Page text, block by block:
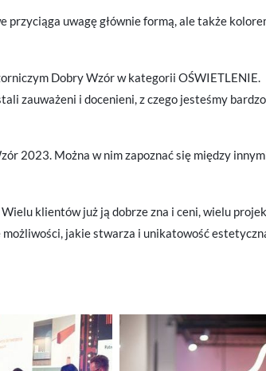
uwagę głównie formą, ale także
Dobry Wzór w kategorii OŚWIETLENIE.
zauważeni i docenieni, z czego jesteśmy
2023. Można w nim zapoznać się między
klientów już ją dobrze zna i ceni, wielu
jakie stwarza i unikatowość
zmienić ustawienia cookies lub zaakceptować je
dokonać zmiany swoich ustawień.